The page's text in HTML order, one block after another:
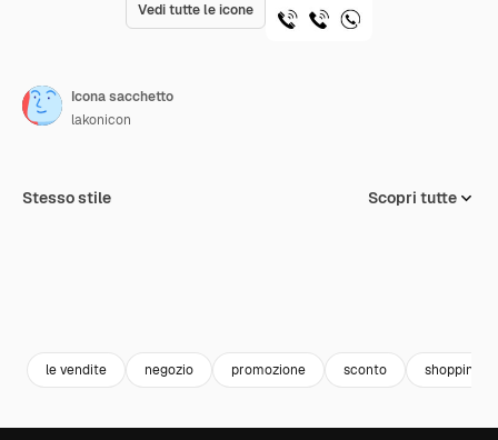
Vedi tutte le icone
Icona sacchetto
lakonicon
Stesso stile Scopri tutte
le vendite negozio promozione sconto shopping